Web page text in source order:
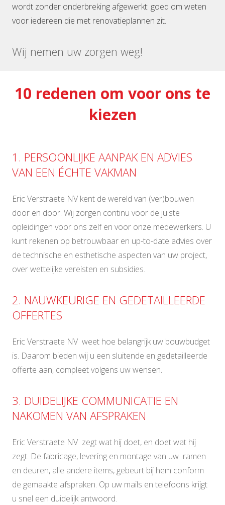
wordt zonder onderbreking afgewerkt: goed om weten
voor iedereen die met renovatieplannen zit.
Wij nemen uw zorgen weg!
10 redenen om voor ons te
kiezen
1. PERSOONLIJKE AANPAK EN ADVIES
VAN EEN ÉCHTE VAKMAN
Eric Verstraete NV kent de wereld van (ver)bouwen
door en door. Wij zorgen continu voor de juiste
opleidingen voor ons zelf en voor onze medewerkers. U
kunt rekenen op betrouwbaar en up-to-date advies over
de technische en esthetische aspecten van uw project,
over wettelijke vereisten en subsidies.
2. NAUWKEURIGE EN GEDETAILLEERDE
OFFERTES
Eric Verstraete NV weet hoe belangrijk uw bouwbudget
is. Daarom bieden wij u een sluitende en gedetailleerde
offerte aan, compleet volgens uw wensen.
3. DUIDELIJKE COMMUNICATIE EN
NAKOMEN VAN AFSPRAKEN
Eric Verstraete NV zegt wat hij doet, en doet wat hij
zegt. De fabricage, levering en montage van uw ramen
en deuren, alle andere items, gebeurt bij hem conform
de gemaakte afspraken. Op uw mails en telefoons krijgt
u snel een duidelijk antwoord.